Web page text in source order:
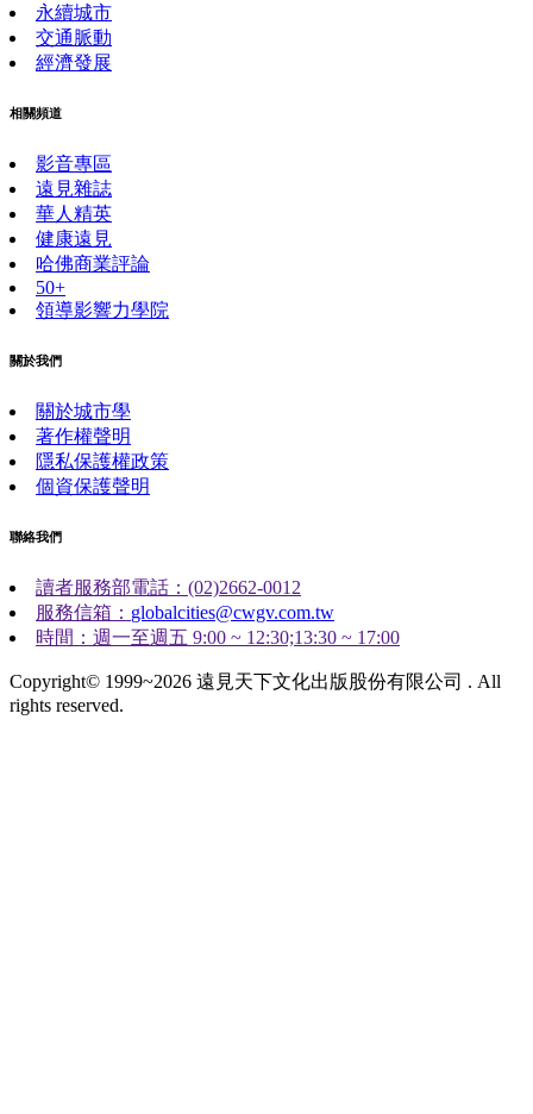
永續城市
交通脈動
經濟發展
相關頻道
影音專區
遠見雜誌
華人精英
健康遠見
哈佛商業評論
50+
領導影響力學院
關於我們
關於城市學
著作權聲明
隱私保護權政策
個資保護聲明
聯絡我們
讀者服務部電話：(02)2662-0012
服務信箱： globalcities@cwgv.com.tw
時間：週一至週五 9:00 ~ 12:30;13:30 ~ 17:00
Copyright© 1999~2026 遠見天下文化出版股份有限公司 . All
rights reserved.